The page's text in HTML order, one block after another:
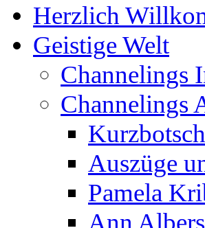
Herzlich
Geistige Welt
Channelings
Channelings
Auszüge
Pamela
Ann Albers